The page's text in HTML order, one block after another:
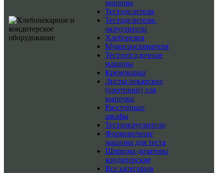
машины
Тестоделители
Тестоделители-
округлители
Хлеборезки
Мукопросеиватели
Тестоотсадочные
машины
Кремоварки
Листы пекарские
(противни) для
выпечки
Расстойные
шкафы
Тестоокруглители
Формовочные
машины для теста
Шприцы-дозаторы
кондитерские
Все категории